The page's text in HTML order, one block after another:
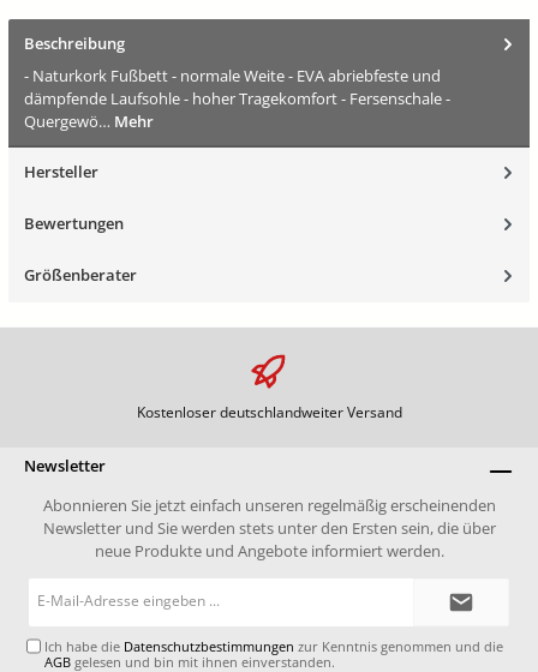
Beschreibung
- Naturkork Fußbett - normale Weite - EVA abriebfeste und
dämpfende Laufsohle - hoher Tragekomfort - Fersenschale -
Quergewö… Mehr
Hersteller
Bewertungen
Größenberater
Kostenloser deutschlandweiter Versand
Newsletter
Abonnieren Sie jetzt einfach unseren regelmäßig erscheinenden
Newsletter und Sie werden stets unter den Ersten sein, die über
neue Produkte und Angebote informiert werden.
Ich habe die Datenschutzbestimmungen zur Kenntnis genommen und die
AGB gelesen und bin mit ihnen einverstanden.